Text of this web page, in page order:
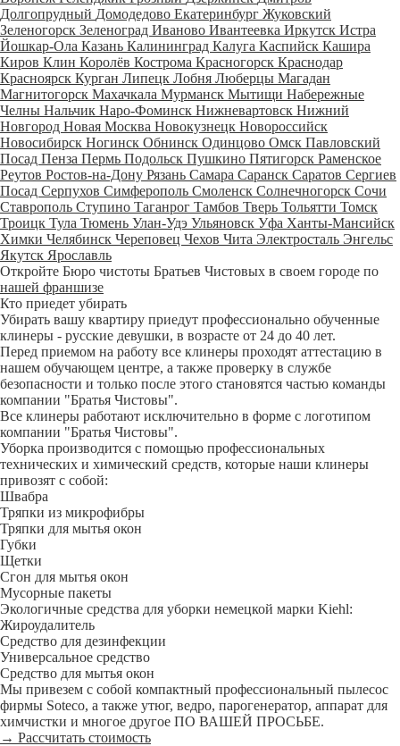
Долгопрудный Домодедово Екатеринбург Жуковский
Зеленогорск Зеленоград Иваново Ивантеевка Иркутск Истра
Йошкар-Ола Казань Калининград Калуга Каспийск Кашира
Киров Клин Королёв Кострома Красногорск Краснодар
Красноярск Курган Липецк Лобня Люберцы Магадан
Магнитогорск Махачкала Мурманск Мытищи Набережные
Челны Нальчик Наро-Фоминск Нижневартовск Нижний
Новгород Новая Москва Новокузнецк Новороссийск
Новосибирск Ногинск Обнинск Одинцово Омск Павловский
Посад Пенза Пермь Подольск Пушкино Пятигорск Раменское
Реутов Ростов-на-Дону Рязань Самара Саранск Саратов Сергиев
Посад Серпухов Симферополь Смоленск Солнечногорск Сочи
Ставрополь Ступино Таганрог Тамбов Тверь Тольятти Томск
Троицк Тула Тюмень Улан-Удэ Ульяновск Уфа Ханты-Мансийск
Химки Челябинск Череповец Чехов Чита Электросталь Энгельс
Якутск Ярославль
Откройте Бюро чистоты Братьев Чистовых в своем городе по
нашей франшизе
Кто приедет убирать
Убирать вашу квартиру приедут профессионально обученные
клинеры - русские девушки, в возрасте от 24 до 40 лет.
Перед приемом на работу все клинеры проходят аттестацию в
нашем обучающем центре, а также проверку в службе
безопасности и только после этого становятся частью команды
компании "Братья Чистовы".
Все клинеры работают исключительно в форме с логотипом
компании "Братья Чистовы".
Уборка производится с помощью профессиональных
технических и химический средств, которые наши клинеры
привозят с собой:
Швабра
Тряпки из микрофибры
Тряпки для мытья окон
Губки
Щетки
Сгон для мытья окон
Мусорные пакеты
Экологичные средства для уборки немецкой марки Kiehl:
Жироудалитель
Средство для дезинфекции
Универсальное средство
Средство для мытья окон
Мы привезем с собой компактный профессиональный пылесос
фирмы Soteco, а также утюг, ведро, парогенератор, аппарат для
химчистки и многое другое ПО ВАШЕЙ ПРОСЬБЕ.
→ Рассчитать стоимость